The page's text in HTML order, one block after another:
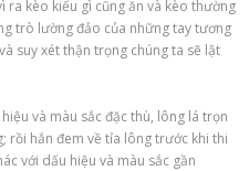
ra kèo kiểu gì cũng ăn và kèo thường
trò lường đảo của nhữngtaytương
và suy xétthận trọng chúng ta sẽ lật
và màu sắcđặc thù, lông lá trọn
rồi hắn đem về tỉa lông trước khi thi
với dấu hiệu và màu sắc gần